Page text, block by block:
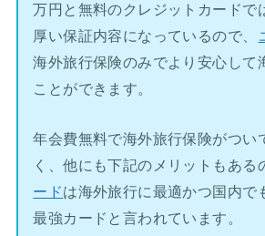
万円と無料のクレジットカードで
厚い保証内容になっているので、
海外旅行保険のみでより安心して
ことができます。
年会費無料で海外旅行保険がつい
く、他にも下記のメリットもある
ードは海外旅行に最適かつ国内で
最強カードと言われています。